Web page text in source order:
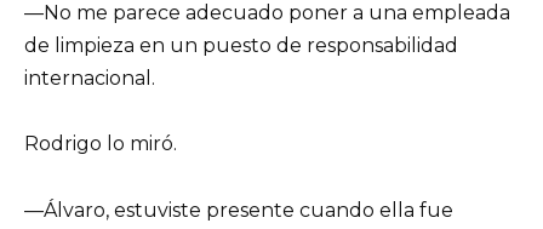
—No me parece adecuado poner a una empleada
de limpieza en un puesto de responsabilidad
internacional.
Rodrigo lo miró.
—Álvaro, estuviste presente cuando ella fue